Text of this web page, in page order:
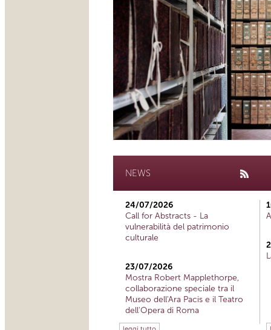
NEWS
24/07/2026
Call for Abstracts - La
vulnerabilità del patrimonio
culturale
23/07/2026
Mostra Robert Mapplethorpe,
collaborazione speciale tra il
Museo dell'Ara Pacis e il Teatro
dell'Opera di Roma